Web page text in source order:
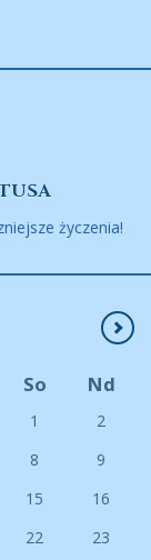
życzenia!
So Nd
1
2
8
9
15
16
22
23